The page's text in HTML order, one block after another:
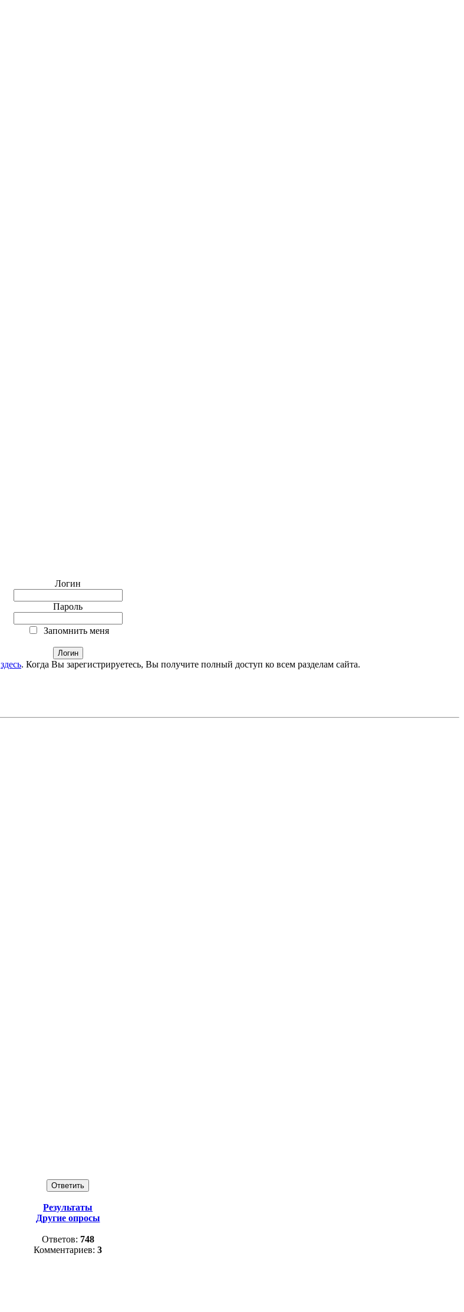
Логин
Пароль
Запомнить меня
здесь. Когда Вы зарегистрируетесь, Вы получите полный доступ ко всем разделам сайта.
Результаты
Другие опросы
Ответов: 748
Комментариев: 3